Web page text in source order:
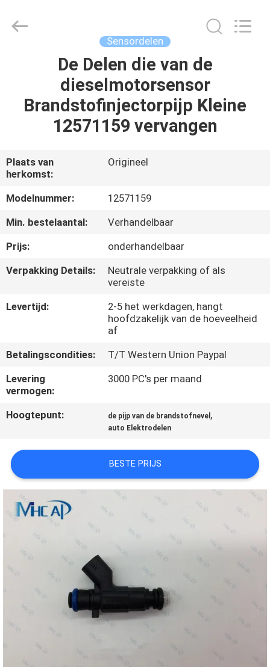
PRODUCTEN
ONS
FABRIEKSREIS
KWALITEITSCONTROLE
NEEM
CONTACT
VERZOEK
OM
EEN
CITAAT
SITEMAP
PRIVACY
POLICY
Limited.
Sensordelen
De Delen die van de
dieselmotorsensor
Brandstofinjectorpijp Kleine
12571159 vervangen
Plaats van
herkomst:
Origineel
Modelnummer:
12571159
Min. bestelaantal:
Verhandelbaar
Prijs:
onderhandelbaar
Verpakking Details:
Neutrale verpakking of als
vereiste
Levertijd:
2-5 het werkdagen, hangt
hoofdzakelijk van de hoeveelheid
af
Betalingscondities:
T/T Western Union Paypal
Levering
vermogen:
3000 PC's per maand
Hoogtepunt: de pijp van de brandstofnevel ,
auto Elektrodelen
BESTE PRIJS